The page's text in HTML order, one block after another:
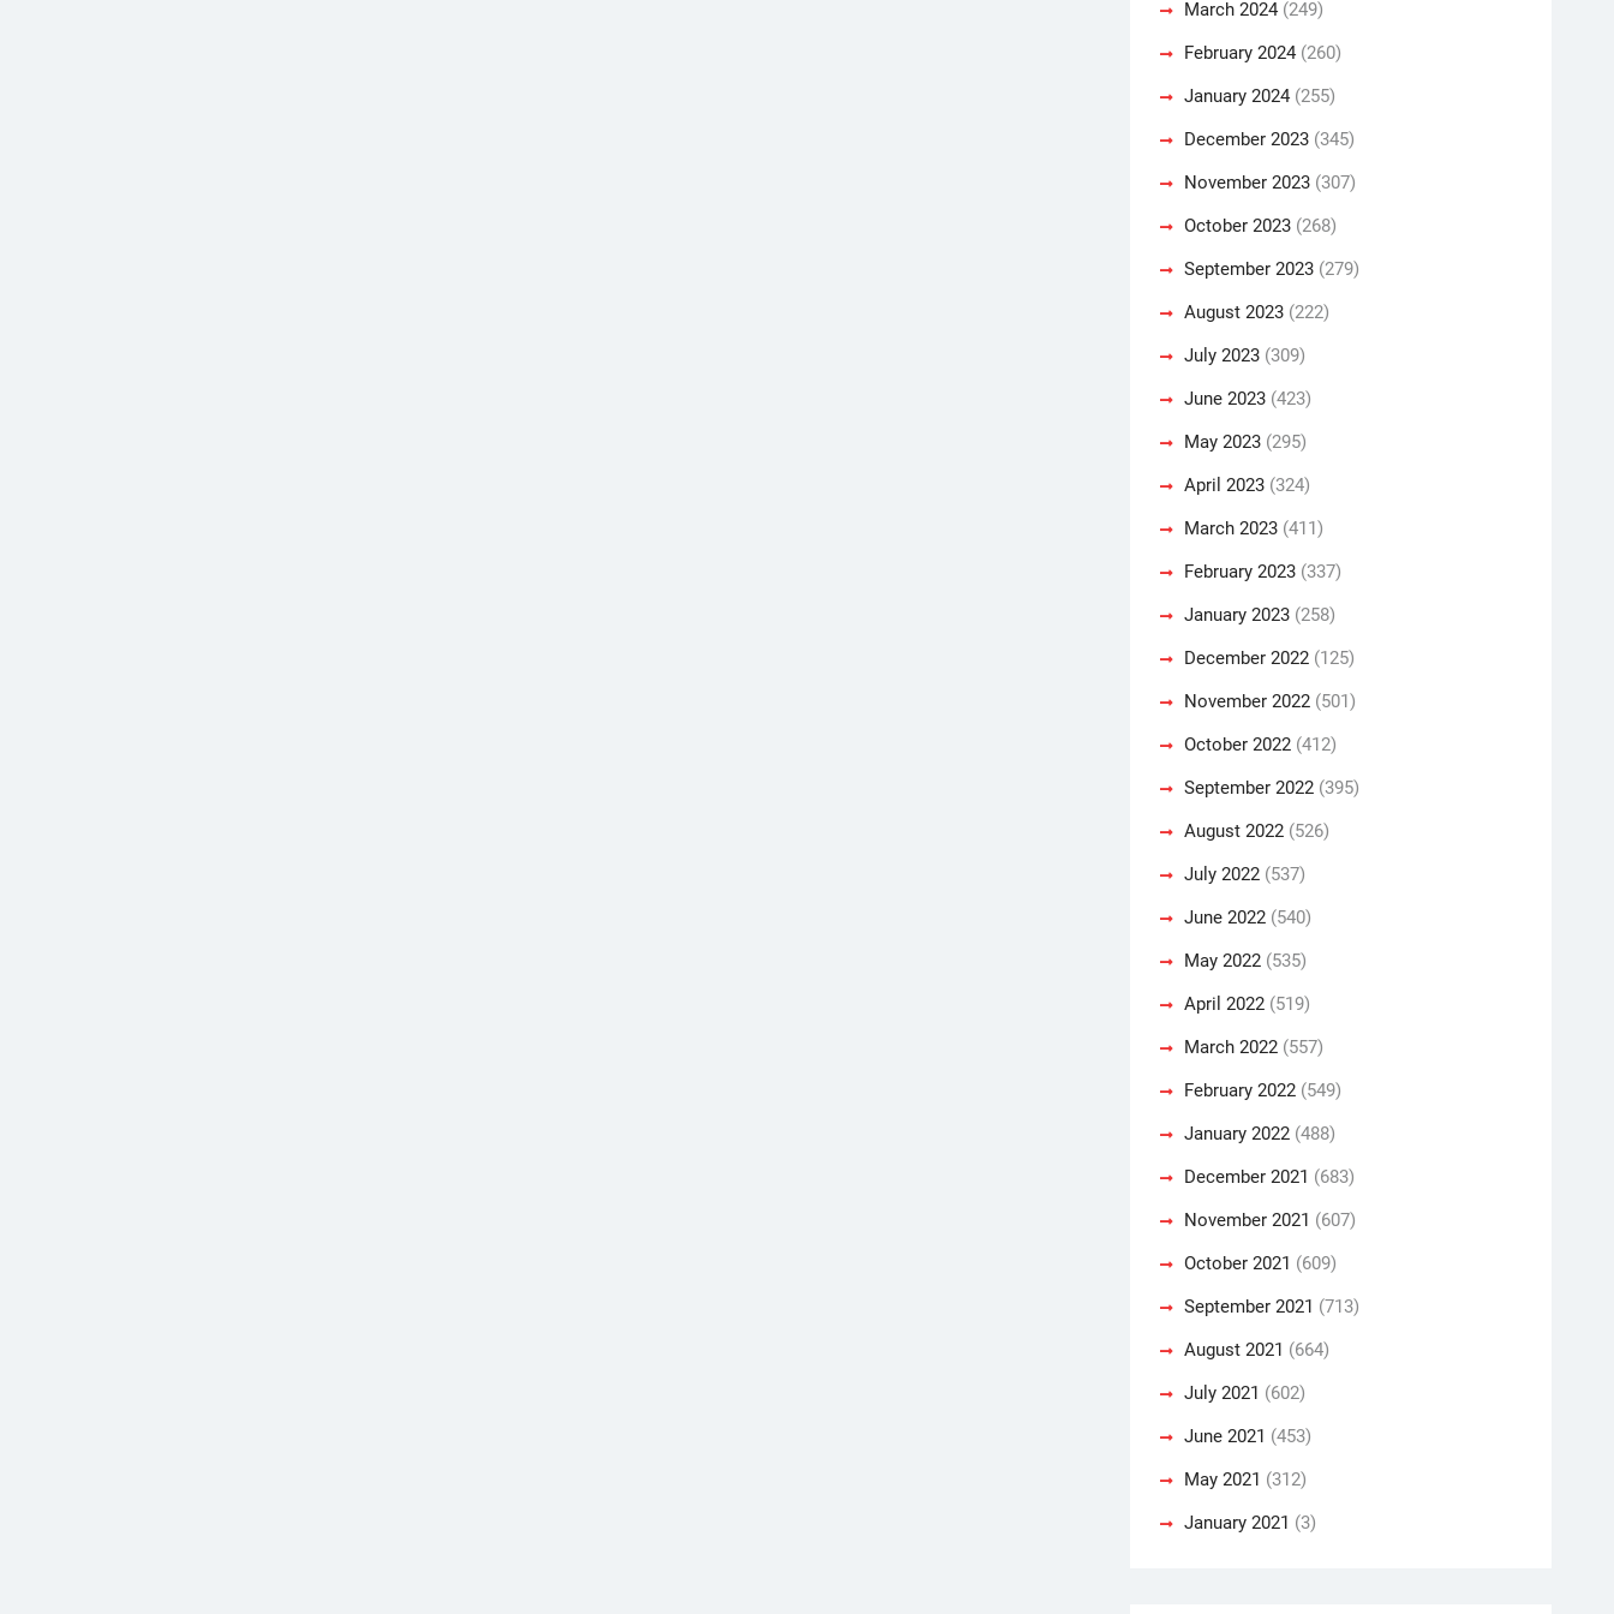
March 2024 (249)
February 2024 (260)
January 2024 (255)
December 2023 (345)
November 2023 (307)
October 2023 (268)
September 2023 (279)
August 2023 (222)
July 2023 (309)
June 2023 (423)
May 2023 (295)
April 2023 (324)
March 2023 (411)
February 2023 (337)
January 2023 (258)
December 2022 (125)
November 2022 (501)
October 2022 (412)
September 2022 (395)
August 2022 (526)
July 2022 (537)
June 2022 (540)
May 2022 (535)
April 2022 (519)
March 2022 (557)
February 2022 (549)
January 2022 (488)
December 2021 (683)
November 2021 (607)
October 2021 (609)
September 2021 (713)
August 2021 (664)
July 2021 (602)
June 2021 (453)
May 2021 (312)
January 2021 (3)